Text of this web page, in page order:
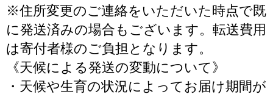
※住所変更のご連絡をいただいた時点で既
に発送済みの場合もございます。転送費用
は寄付者様のご負担となります。
《天候による発送の変動について》
・天候や生育の状況によってお届け期間が